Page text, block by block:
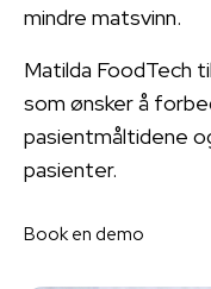
mindre matsvinn.
Matilda FoodTech
som ønsker å
pasientmåltidene
pasienter.
Book en demo